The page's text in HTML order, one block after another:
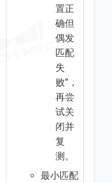
置正
确但
偶发
匹配
失
败”，
再尝
试关
闭并
复
测。
最小匹配